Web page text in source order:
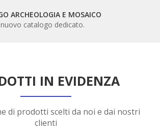
ARCHEOLOGIA E MOSAICO
nuovo catalogo dedicato.
IN EVIDENZA
di prodotti scelti da noi e dai nostri
clienti